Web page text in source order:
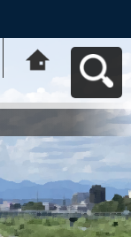
動応援ｻｲﾄ はち
コミねっとへ戻